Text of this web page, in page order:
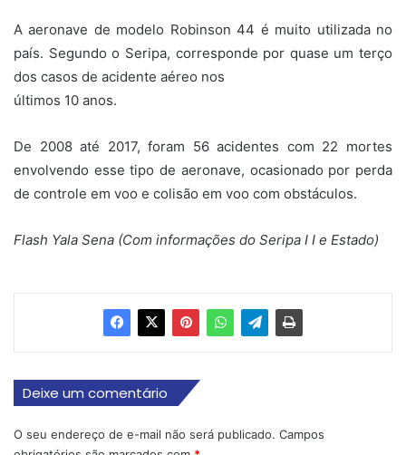
A aeronave de modelo Robinson 44 é muito utilizada no
país. Segundo o Seripa, corresponde por quase um terço
dos casos de acidente aéreo nos
últimos 10 anos.
De 2008 até 2017, foram 56 acidentes com 22 mortes
envolvendo esse tipo de aeronave, ocasionado por perda
de controle em voo e colisão em voo com obstáculos.
Flash Yala Sena (Com informações do Seripa I I e Estado)
Deixe um comentário
O seu endereço de e-mail não será publicado. Campos